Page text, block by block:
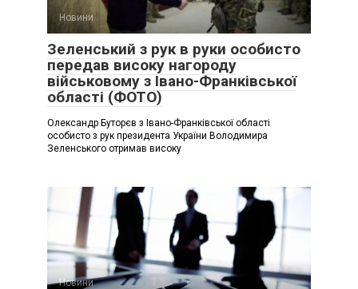
Новини
Зеленський з рук в руки особисто
передав високу нагороду
військовому з Івано-Франківської
області (ФОТО)
Олександр Буторєв з Івано-Франківської області
особисто з рук президента України Володимира
Зеленського отримав високу
Новини